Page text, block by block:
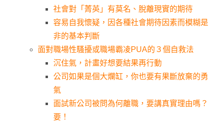
社會對「菁英」有莫名、脫離現實的期待
容易自我懷疑，因各種社會期待因素而模糊是
非的基本判斷
面對職場性騷擾或職場霸凌PUA的３個自救法
沉住氣，計畫好想要結果再行動
公司如果是個大爛缸，你也要有果斷放棄的勇
氣
面試新公司被問為何離職，要講真實理由嗎？
要！